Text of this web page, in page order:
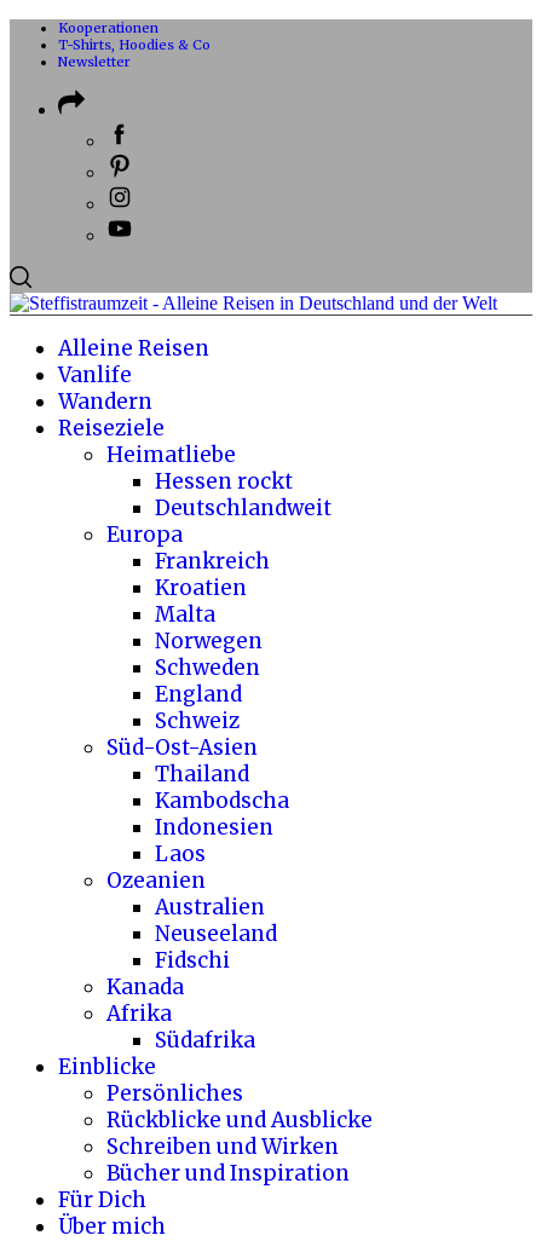
Kooperationen
T-Shirts, Hoodies & Co
Newsletter
Alleine Reisen
Vanlife
Wandern
Reiseziele
Heimatliebe
Hessen rockt
Deutschlandweit
Europa
Frankreich
Kroatien
Malta
Norwegen
Schweden
England
Schweiz
Süd-Ost-Asien
Thailand
Kambodscha
Indonesien
Laos
Ozeanien
Australien
Neuseeland
Fidschi
Kanada
Afrika
Südafrika
Einblicke
Persönliches
Rückblicke und Ausblicke
Schreiben und Wirken
Bücher und Inspiration
Für Dich
Über mich